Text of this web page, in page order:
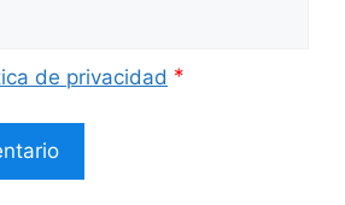
de privacidad *